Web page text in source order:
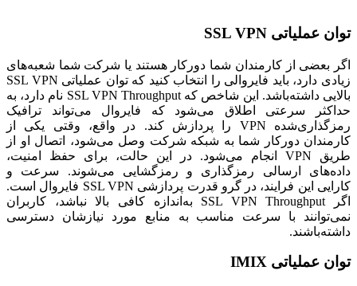
توان عملیاتی SSL VPN
اگر بعضی از کارمندان شما دورکار هستند یا شرکت شما شعبه‌های
زیادی دارد، باید فایروالی را انتخاب کنید که توان عملیاتی SSL VPN
بالایی داشته‌باشد. این شاخص که SSL VPN Throughput نام دارد، به
حداکثر سرعتی اطلاق می‌شود که فایروال می‌تواند ترافیک
رمزگذاری‌شده VPN را پردازش کند. در واقع، وقتی یکی از
کارمندان دورکار شما به شبکه شرکت وصل می‌شود، اتصال او از
طریق VPN انجام می‌شود. در این حالت، برای حفظ امنیت،
داده‌های ارسالی رمزگذاری و رمزگشایی می‌شوند. سرعت و
کارایی این فرایند، در گرو قدرت پردازشی SSL VPN فایروال است.
اگر SSL VPN Throughput به‌اندازه کافی بالا نباشد، کاربران
نمی‌توانند با سرعت مناسب به منابع مورد نیازشان دسترسی
داشته‌باشند.
توان عملیاتی IMIX